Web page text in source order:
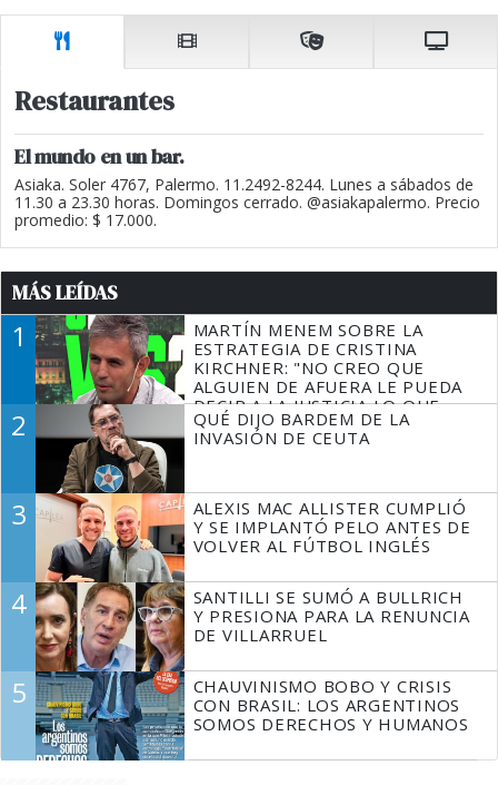
Restaurantes
El mundo en un bar.
Asiaka. Soler 4767, Palermo. 11.2492-8244. Lunes a sábados de
11.30 a 23.30 horas. Domingos cerrado. @asiakapalermo. Precio
promedio: $ 17.000.
MÁS LEÍDAS
1
MARTÍN MENEM SOBRE LA
ESTRATEGIA DE CRISTINA
KIRCHNER: "NO CREO QUE
ALGUIEN DE AFUERA LE PUEDA
DECIR A LA JUSTICIA LO QUE
TIENE QUE HACER"
2
QUÉ DIJO BARDEM DE LA
INVASIÓN DE CEUTA
3
ALEXIS MAC ALLISTER CUMPLIÓ
Y SE IMPLANTÓ PELO ANTES DE
VOLVER AL FÚTBOL INGLÉS
4
SANTILLI SE SUMÓ A BULLRICH
Y PRESIONA PARA LA RENUNCIA
DE VILLARRUEL
5
CHAUVINISMO BOBO Y CRISIS
CON BRASIL: LOS ARGENTINOS
SOMOS DERECHOS Y HUMANOS